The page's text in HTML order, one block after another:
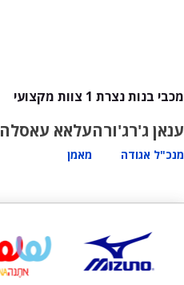
מכבי בנות נצרת 1 צוות מקצועי
ענאן ג'רג'ורה
מנכ"ל אגודה
עלאא עאסלה
מאמן